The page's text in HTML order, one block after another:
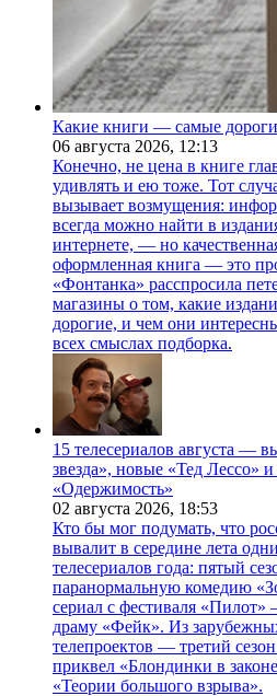
Какие книги — самые
06 августа 2026, 12:13
Конечно, не цена в книге
удивлять и ею тоже. Тот
вызывает возмущения:
всегда можно найти в
интернете, — но
оформленная книга — это
«Фонтанка» расспросила
магазины о том, какие
дорогие, и чем они
всех смыслах подборка.
15 телесериалов августа —
звезда», новые «Тед Лессо»
«Одержимость»
02 августа 2026, 18:53
Кто бы мог подумать, что
вывалит в середине лета
телесериалов года: пятый
паранормальную комедию
сериал с фестиваля
драму «Фейк». Из
телепроектов — третий
приквел «Блондинки в
«Теории большого взрыва».